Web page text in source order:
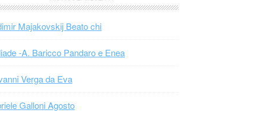
Majakovskij Beato chi
-A. Baricco Pandaro e Enea
Verga da Eva
Galloni Agosto